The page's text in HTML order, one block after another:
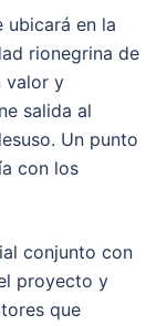
ubicará en la
rionegrina de
valor y
salida al
Un punto
con los
conjunto con
proyecto y
que